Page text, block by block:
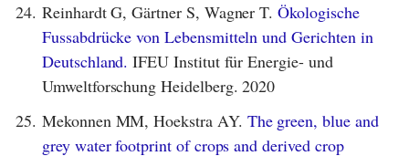
24. Reinhardt G, Gärtner S, Wagner T.Ökologische
Fussabdrücke von Lebensmitteln und Gerichten in
Deutschland. IFEU Institut für Energie- und
Umweltforschung Heidelberg. 2020
25. Mekonnen MM, Hoekstra AY. The green, blue and
grey water footprint of crops and derived crop